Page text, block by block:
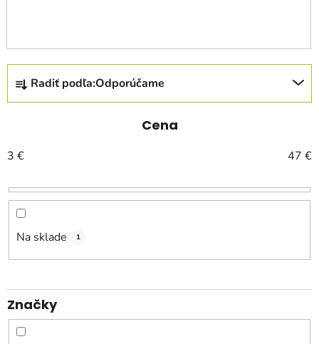
R
a
d
n
i
e
p
o
d
k
t
o
Radiť podľa:Odporúčame
Cena
3 € 47 €
Na sklade 1
Značky